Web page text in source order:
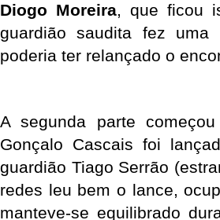
Diogo Moreira, que ficou
guardião saudita fez
poderia ter relançado o
A segunda parte
Gonçalo Cascais foi
guardião Tiago Serrão
redes leu bem o lance,
manteve-se equilibrado